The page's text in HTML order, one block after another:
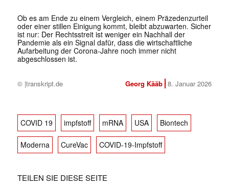
Ob es am Ende zu einem Vergleich, einem Präzedenzurteil
oder einer stillen Einigung kommt, bleibt abzuwarten. Sicher
ist nur: Der Rechtsstreit ist weniger ein Nachhall der
Pandemie als ein Signal dafür, dass die wirtschaftliche
Aufarbeitung der Corona-Jahre noch immer nicht
abgeschlossen ist.
© |transkript.de Georg Kääb 8. Januar 2026
COVID 19 impfstoff mRNA USA Biontech
Moderna CureVac COVID-19-Impfstoff
TEILEN SIE DIESE SEITE